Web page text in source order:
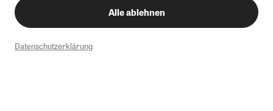
Alle ablehnen
Datenschutzerklärung